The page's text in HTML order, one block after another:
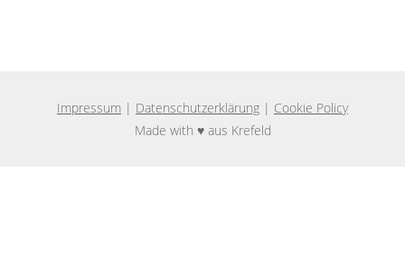
Impressum | Datenschutzerklärung | Cookie Policy
Made with ♥ aus Krefeld